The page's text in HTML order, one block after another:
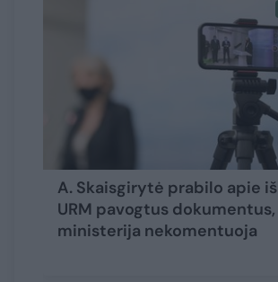
A. Skaisgirytė prabilo apie iš
URM pavogtus dokumentus,
ministerija nekomentuoja